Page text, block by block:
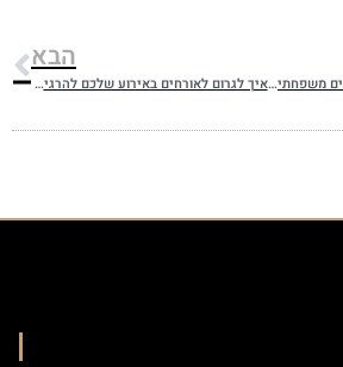
תפריט מותאם אישית לאירועים משפחתיים – למה זה חשוב?
הבא
איך לגרום לאורחים באירוע שלכם להרגיש באמת מיוחדים